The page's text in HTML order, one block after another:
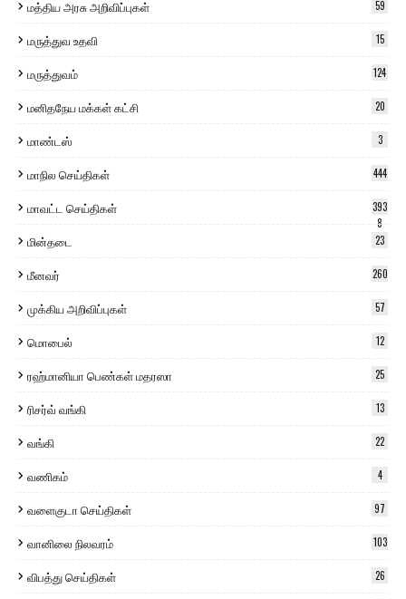
மத்திய அரசு அறிவிப்புகள் 59
மருத்துவ உதவி 15
மருத்துவம் 124
மனிதநேய மக்கள் கட்சி 20
மாண்டஸ் 3
மாநில செய்திகள் 444
மாவட்ட செய்திகள்
393
8
மின்தடை 23
மீனவர் 260
முக்கிய அறிவிப்புகள் 57
மொபைல் 12
ரஹ்மானியா பெண்கள் மதரஸா 25
ரிசர்வ் வங்கி 13
வங்கி 22
வணிகம் 4
வளைகுடா செய்திகள் 97
வானிலை நிலவரம் 103
விபத்து செய்திகள் 26